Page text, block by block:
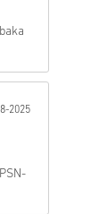
2025